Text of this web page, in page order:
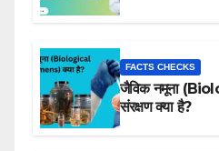
FACTS CHECKS
जैविक नमूना
संरक्षण क्या है?